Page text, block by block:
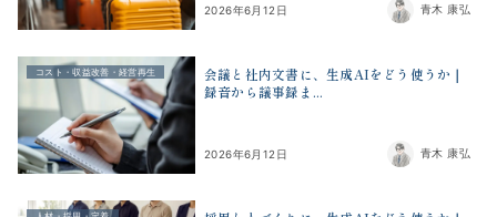
2026年6月12日 青木 康弘
コスト・収益改善・経営再生
会議と社内文書に、生成AIをどう使うか｜
録音から議事録ま...
2026年6月12日 青木 康弘